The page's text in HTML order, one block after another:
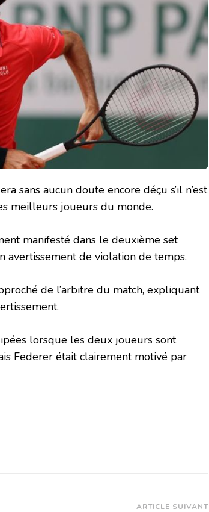
sans aucun doute encore déçu s’il n’est
meilleurs joueurs du monde.
manifesté dans le deuxième set
avertissement de violation de temps.
de l’arbitre du match, expliquant
lorsque les deux joueurs sont
Federer était clairement motivé par
ARTICLE SUIVANT